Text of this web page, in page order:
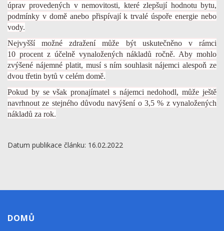
úprav provedených v nemovitosti, které zlepšují hodnotu bytu,
podmínky v domě anebo přispívají k trvalé úspoře energie nebo
vody.
Nejvyšší možné zdražení může být uskutečněno v rámci
10 procent z účelně vynaložených nákladů ročně. Aby mohlo
zvýšené nájemné platit, musí s ním souhlasit nájemci alespoň ze
dvou třetin bytů v celém domě.
Pokud by se však pronajímatel s nájemci nedohodl, může ještě
navrhnout ze stejného důvodu navýšení o 3,5 % z vynaložených
nákladů za rok.
Datum publikace článku: 16.02.2022
DOMŮ